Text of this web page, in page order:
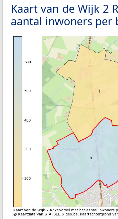
Kaart van de Wijk 2
aantal inwoners per